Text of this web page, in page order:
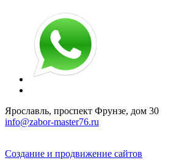
Ярославль, проспект Фрунзе, дом 30
info@zabor-master76.ru
Создание и продвижение сайтов